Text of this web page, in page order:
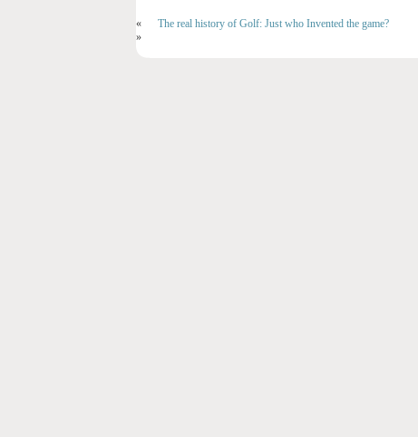
« The real history of Golf: Just who Invented the game?
»